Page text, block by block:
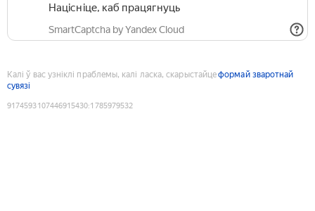
Націсніце, каб працягнуць
SmartCaptcha by Yandex Cloud
Калі ў вас узніклі праблемы, калі ласка, скарыстайцеформай зваротнай
сувязі
9174593107446915430:1785979532